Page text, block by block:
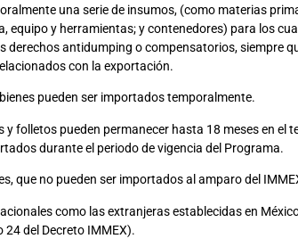
una serie de insumos, (como materias
y herramientas; y contenedores) para los
derechos antidumping o compensatorios,
con la exportación.
pueden ser importados temporalmente.
folletos pueden permanecer hasta 18 meses en
durante el periodo de vigencia del Programa.
que no pueden ser importados al amparo del
como las extranjeras establecidas en
24 del Decreto IMMEX).